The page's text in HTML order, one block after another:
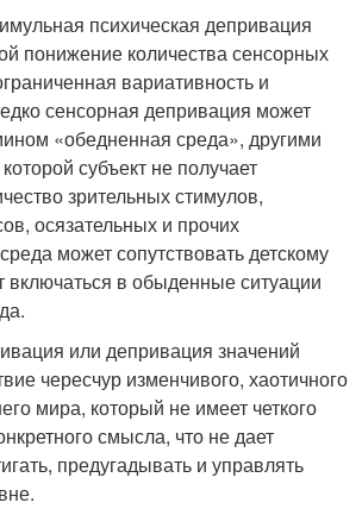
психическая депривация
понижение количества сенсорных
вариативность и
сенсорная депривация может
«обедненная среда», другими
субъект не получает
зрительных стимулов,
осязательных и прочих
может сопутствовать детскому
включаться в обыденные ситуации
или депривация значений
чересчур изменчивого, хаотичного
мира, который не имеет четкого
смысла, что не дает
предугадывать и управлять